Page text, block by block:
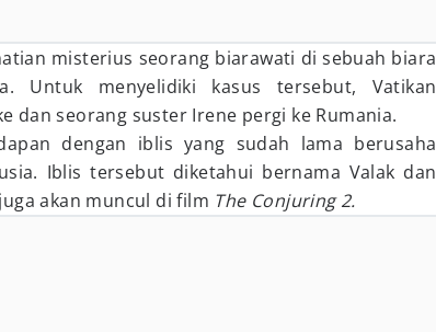
misterius seorang biarawati di sebuah biara
Untuk menyelidiki kasus tersebut, Vatikan
dan seorang suster Irene pergi ke Rumania.
dengan iblis yang sudah lama berusaha
Iblis tersebut diketahui bernama Valak dan
akan muncul di film The Conjuring 2.